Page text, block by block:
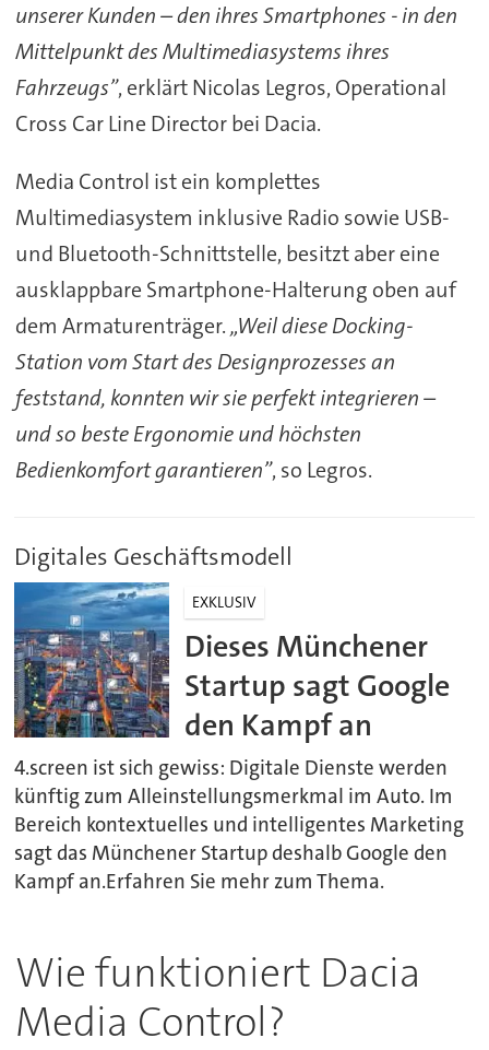
unserer Kunden – den ihres Smartphones - in den
Mittelpunkt des Multimediasystems ihres
Fahrzeugs”, erklärt Nicolas Legros, Operational
Cross Car Line Director bei Dacia.
Media Control ist ein komplettes
Multimediasystem inklusive Radio sowie USB-
und Bluetooth-Schnittstelle, besitzt aber eine
ausklappbare Smartphone-Halterung oben auf
dem Armaturenträger.„Weil diese Docking-
Station vom Start des Designprozesses an
feststand, konnten wir sie perfekt integrieren –
und so beste Ergonomie und höchsten
Bedienkomfort garantieren”, so Legros.
Digitales Geschäftsmodell
EXKLUSIV
Dieses Münchener
Startup sagt Google
den Kampf an
4.screen ist sich gewiss: Digitale Dienste werden
künftig zum Alleinstellungsmerkmal im Auto. Im
Bereich kontextuelles und intelligentes Marketing
sagt das Münchener Startup deshalb Google den
Kampf an.Erfahren Sie mehr zum Thema.
Wie funktioniert Dacia
Media Control?